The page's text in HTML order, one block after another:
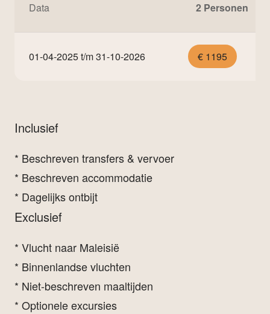
Data 2 Personen
01-04-2025 t/m 31-10-2026 € 1195
Inclusief
* Beschreven transfers & vervoer
* Beschreven accommodatie
* Dagelijks ontbijt
Exclusief
* Vlucht naar Maleisië
* Binnenlandse vluchten
* Niet-beschreven maaltijden
* Optionele excursies